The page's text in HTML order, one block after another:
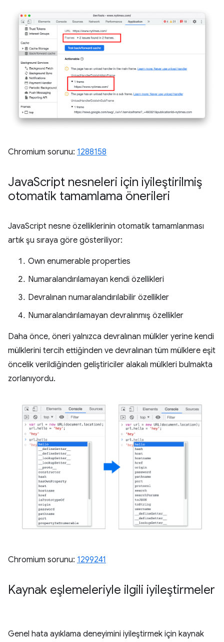
Chromium sorunu: 1288158
JavaScript nesneleri için iyileştirilmiş
otomatik tamamlama önerileri
JavaScript nesne özelliklerinin otomatik tamamlanması
artık şu sıraya göre gösteriliyor:
Own enumerable properties
Numaralandırılamayan kendi özellikleri
Devralınan numaralandırılabilir özellikler
Numaralandırılamayan devralınmış özellikler
Daha önce, öneri yalnızca devralınan mülkler yerine kendi
mülklerini tercih ettiğinden ve devralınan tüm mülklere eşit
öncelik verildiğinden geliştiriciler alakalı mülkleri bulmakta
zorlanıyordu.
Chromium sorunu: 1299241
Kaynak eşlemeleriyle ilgili iyileştirmeler
Genel hata ayıklama deneyimini iyileştirmek için kaynak